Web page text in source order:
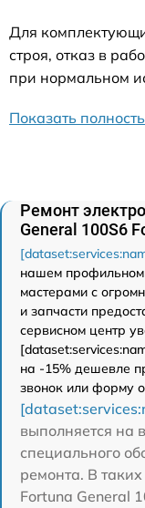
Для
строя, отказ в
при нормальном
Показать
Ремонт
General 100S6
нашем профильном
мастерами с
и запчасти
сервисном центр
на -15% дешевле
звонок или форму
выполняется на
специального
ремонта. В
Fortuna General